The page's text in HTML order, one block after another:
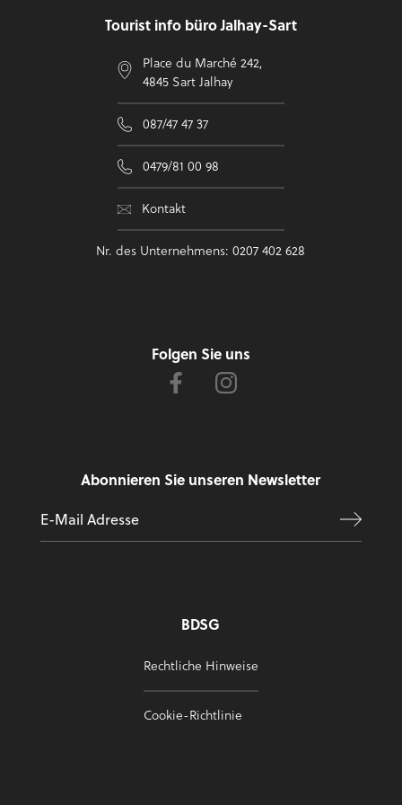
Tourist info büro Jalhay-Sart
Place du Marché 242,
4845 Sart Jalhay
087/47 47 37
0479/81 00 98
Kontakt
Nr. des Unternehmens: 0207 402 628
Folgen Sie uns
Abonnieren Sie unseren Newsletter
BDSG
Rechtliche Hinweise
Cookie-Richtlinie